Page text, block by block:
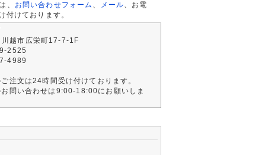
、 お問い合わせフォーム メール 、お電
付けております。
越市広栄町17-7-1F
2525
4989
ご注文は24時間受け付けております。
お問い合わせは9:00-18:00にお願いしま